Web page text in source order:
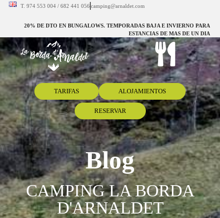
T. 974 553 004 / 682 441 056 camping@arnaldet.com
20% DE DTO EN BUNGALOWS. TEMPORADAS BAJA E INVIERNO PARA
ESTANCIAS DE MAS DE UN DIA
TARIFAS ALOJAMIENTOS
RESERVAR
Blog
CAMPING LA BORDA
D'ARNALDET